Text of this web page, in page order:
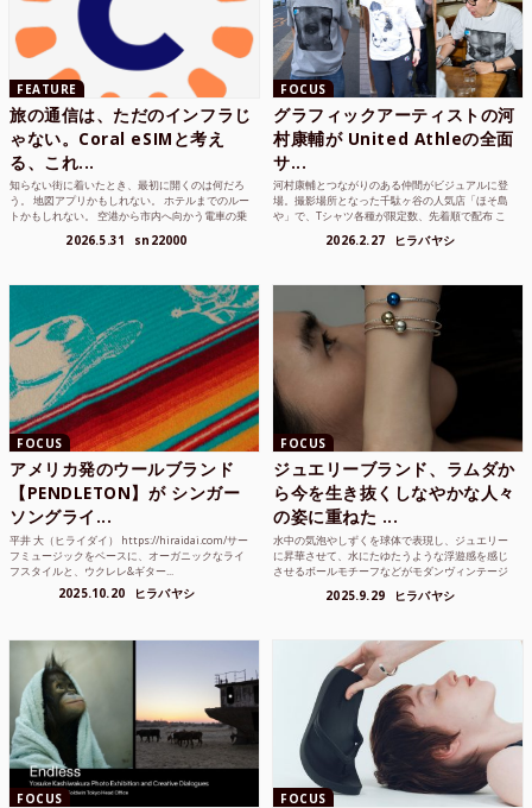
FEATURE
旅の通信は、ただのインフラじ
ゃない。Coral eSIMと考え
る、これ...
知らない街に着いたとき、最初に開くのは何だろ
う。 地図アプリかもしれない。 ホテルまでのルー
トかもしれない。 空港から市内へ向かう電車の乗
2026.5.31 sn22000
FOCUS
グラフィックアーティストの河
村康輔が United Athleの全面
サ...
河村康輔とつながりのある仲間がビジュアルに登
場。撮影場所となった千駄ヶ谷の人気店「ほそ島
や」で、Tシャツ各種が限定数、先着順で配布 こ
2026.2.27 ヒラバヤシ
FOCUS
アメリカ発のウールブランド
【PENDLETON】が シンガー
ソングライ...
平井 大（ヒライダイ） https://hiraidai.com/サー
フミュージックをベースに、オーガニックなライ
フスタイルと、ウクレレ&ギター...
2025.10.20 ヒラバヤシ
FOCUS
ジュエリーブランド、ラムダか
ら今を生き抜くしなやかな人々
の姿に重ねた ...
水中の気泡やしずくを球体で表現し、ジュエリー
に昇華させて、水にたゆたうような浮遊感を感じ
させるボールモチーフなどがモダンヴィンテージ
2025.9.29 ヒラバヤシ
FOCUS FOCUS